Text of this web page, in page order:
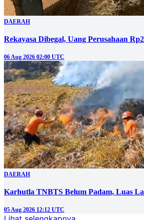
DAERAH
Rekayasa Dibegal, Uang Perusahaan
06 Aug 2026 02:00 UTC
DAERAH
Karhutla TNBTS Belum Padam, Luas
05 Aug 2026 12:12 UTC